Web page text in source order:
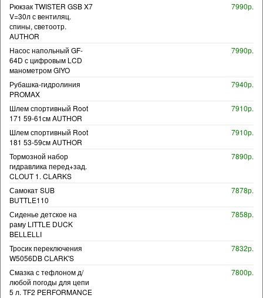
Рюкзак TWISTER GSB X7
V=30л с вентиляц.
спины, светоотр.
AUTHOR
7990р.
Насос напольный GF-
64D с цифровым LCD
манометром GIYO
7990р.
Рубашка-гидролиния
PROMAX
7940р.
Шлем спортивный Root
171 59-61см AUTHOR
7910р.
Шлем спортивный Root
181 53-59см AUTHOR
7910р.
Тормозной набор
гидравлика перед+зад.
CLOUT 1. CLARKS
7890р.
Самокат SUB
BUTTLE110
7878р.
Сиденье детское на
раму LITTLE DUCK
BELLELLI
7858р.
Тросик переключения
W5056DB CLARK'S
7832р.
Смазка с тефлоном д/
любой погоды для цепи
5 л. TF2 PERFORMANCE
7800р.